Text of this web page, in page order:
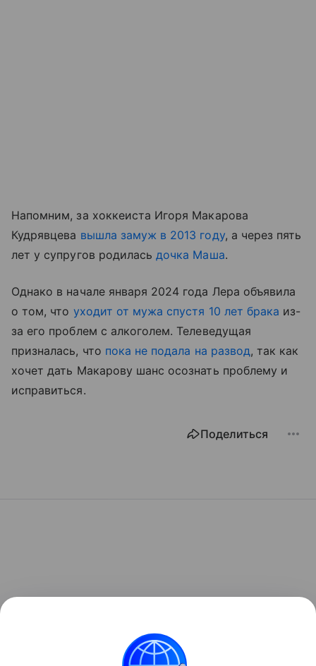
Напомним, за хоккеиста Игоря Макарова
Кудрявцева вышла замуж в 2013 году, а через пять
лет у супругов родиласьдочка Маша.
Однако в начале января 2024 года Лера объявила
о том, что уходит от мужа спустя 10 лет брака из-
за его проблем с алкоголем. Телеведущая
призналась, что пока не подала на развод, так как
хочет дать Макарову шанс осознать проблему и
исправиться.
Поделиться